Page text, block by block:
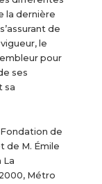
la dernière
de
le
pour
ses
sa
de
de M. Émile
La
Métro